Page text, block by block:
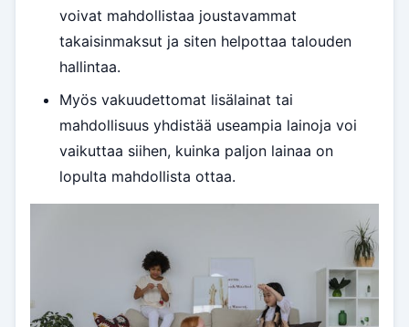
voivat mahdollistaa joustavammat
takaisinmaksut ja siten helpottaa talouden
hallintaa.
Myös vakuudettomat lisälainat tai
mahdollisuus yhdistää useampia lainoja voi
vaikuttaa siihen, kuinka paljon lainaa on
lopulta mahdollista ottaa.